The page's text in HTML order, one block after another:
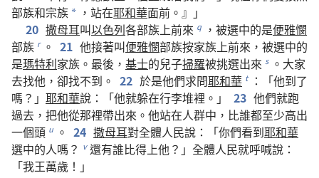
部族和宗族 * ， 站在耶和華面前 。』」
20 撒母耳叫以色列各部族上前來 q ， 被選中的是便雅憫
部族 r 。 21 他接著叫便雅憫部族按家族上前來 ， 被選中的
是瑪特利家族 。 最後 ， 基士的兒子掃羅被挑選出來 s 。 大家
去找他 ， 卻找不到 。 22 於是他們求問耶和華 t ：「他到了
嗎 ？」 耶和華說 ：「他就躲在行李堆裡 。」 23 他們就跑
過去 ， 把他從那裡帶出來 。 他站在人群中 ， 比誰都至少高出
一個頭 u 。 24 撒母耳對全體人民說 ：「你們看到耶和華
選中的人嗎 ？ v 還有誰比得上他？」 全體人民就呼喊說 ：
「我王萬歲 ！」